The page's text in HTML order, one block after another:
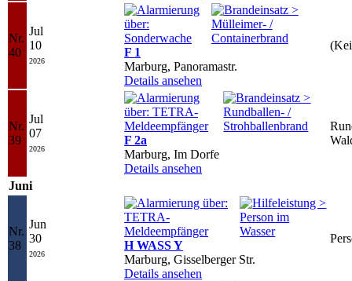
Nr.
40
Jul
10
2026
F 1
Marburg, Panoramastr.
Details ansehen
Nr.
39
Jul
07
2026
F 2a
Marburg, Im Dorfe
Details ansehen
Juni
Nr.
38
Jun
30
2026
H WASS Y
Marburg, Gisselberger Str.
Details ansehen